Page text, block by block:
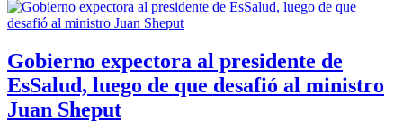
Gobierno expectora al presidente de
EsSalud, luego de que desafió al ministro
Juan Sheput